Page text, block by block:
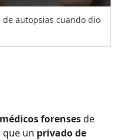
autopsias cuando dio
médicos forensesde
que un privado de